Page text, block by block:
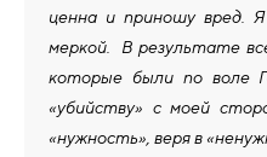
ценна и приношу вред.
меркой. В результате
которые были по воле
«убийству» с моей
«нужность», веря в